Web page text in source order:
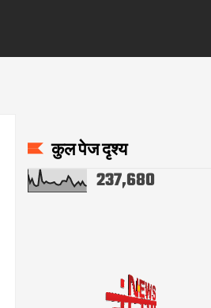
कुल पेज दृश्य
237,680